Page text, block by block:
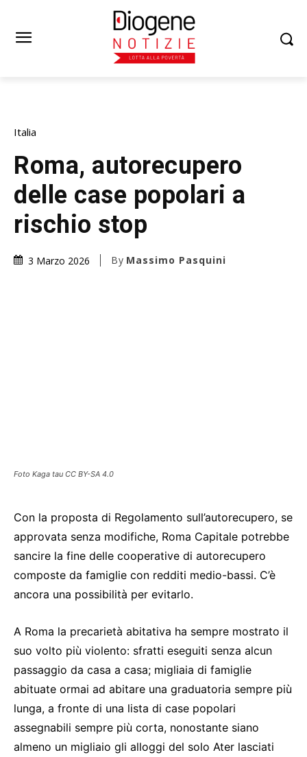
Italia
Roma, autorecupero
delle case popolari a
rischio stop
3 Marzo 2026 By Massimo Pasquini
Foto Kaga tau CC BY-SA 4.0
Con la proposta di Regolamento sull’autorecupero, se
approvata senza modifiche, Roma Capitale potrebbe
sancire la fine delle cooperative di autorecupero
composte da famiglie con redditi medio-bassi. C’è
ancora una possibilità per evitarlo.
A Roma la precarietà abitativa ha sempre mostrato il
suo volto più violento: sfratti eseguiti senza alcun
passaggio da casa a casa; migliaia di famiglie
abituate ormai ad abitare una graduatoria sempre più
lunga, a fronte di una lista di case popolari
assegnabili sempre più corta, nonostante siano
almeno un migliaio gli alloggi del solo Ater lasciati